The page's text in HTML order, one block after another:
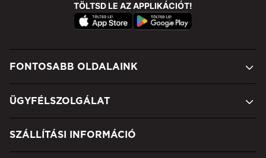
TÖLTSD LE AZ APPLIKÁCIÓT!
FONTOSABB OLDALAINK
ÜGYFÉLSZOLGÁLAT
SZÁLLÍTÁSI INFORMÁCIÓ